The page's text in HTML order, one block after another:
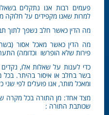
פעמים רבות אנו נתקלים
למרות שאנו מקפידים על חלוקה
מה הדין כאשר חלב נשפך לתוך
מה הדין כאשר מאכל אסור
פירות שלא הופרשו וכדומה)
כדי לענות על שאלות אלו,
בשר בחלב או איסור בהיתר.
ומאכל מותר, אנו פועלים לפי שני
מצד אחד: מן התורה בכל מקרה
שכותבת התורה :